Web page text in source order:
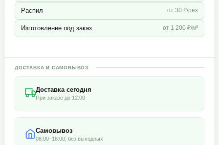
Распил от 30 ₽/рез
Изготовление под заказ от 1 200 ₽/м³
ДОСТАВКА И САМОВЫВОЗ
Доставка сегодня
При заказе до 12:00
Самовывоз
08:00–18:00, без выходных